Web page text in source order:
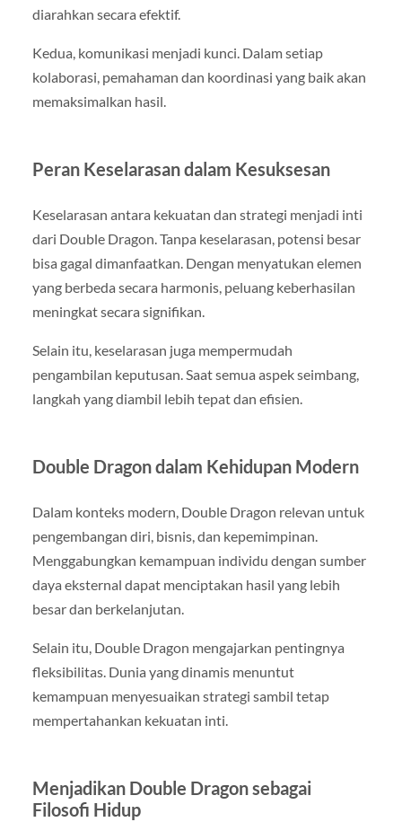
diarahkan secara efektif.
Kedua, komunikasi menjadi kunci. Dalam setiap
kolaborasi, pemahaman dan koordinasi yang baik akan
memaksimalkan hasil.
Peran Keselarasan dalam Kesuksesan
Keselarasan antara kekuatan dan strategi menjadi inti
dari Double Dragon. Tanpa keselarasan, potensi besar
bisa gagal dimanfaatkan. Dengan menyatukan elemen
yang berbeda secara harmonis, peluang keberhasilan
meningkat secara signifikan.
Selain itu, keselarasan juga mempermudah
pengambilan keputusan. Saat semua aspek seimbang,
langkah yang diambil lebih tepat dan efisien.
Double Dragon dalam Kehidupan Modern
Dalam konteks modern, Double Dragon relevan untuk
pengembangan diri, bisnis, dan kepemimpinan.
Menggabungkan kemampuan individu dengan sumber
daya eksternal dapat menciptakan hasil yang lebih
besar dan berkelanjutan.
Selain itu, Double Dragon mengajarkan pentingnya
fleksibilitas. Dunia yang dinamis menuntut
kemampuan menyesuaikan strategi sambil tetap
mempertahankan kekuatan inti.
Menjadikan Double Dragon sebagai
Filosofi Hidup